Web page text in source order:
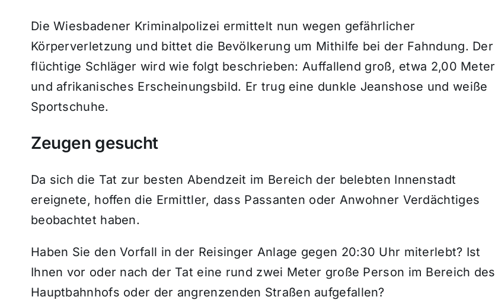
Die Wiesbadener Kriminalpolizei ermittelt nun wegen gefährlicher
Körperverletzung und bittet die Bevölkerung um Mithilfe bei der Fahndung. Der
flüchtige Schläger wird wie folgt beschrieben: Auffallend groß, etwa 2,00 Meter
und afrikanisches Erscheinungsbild. Er trug eine dunkle Jeanshose und weiße
Sportschuhe.
Zeugen gesucht
Da sich die Tat zur besten Abendzeit im Bereich der belebten Innenstadt
ereignete, hoffen die Ermittler, dass Passanten oder Anwohner Verdächtiges
beobachtet haben.
Haben Sie den Vorfall in der Reisinger Anlage gegen 20:30 Uhr miterlebt? Ist
Ihnen vor oder nach der Tat eine rund zwei Meter große Person im Bereich des
Hauptbahnhofs oder der angrenzenden Straßen aufgefallen?